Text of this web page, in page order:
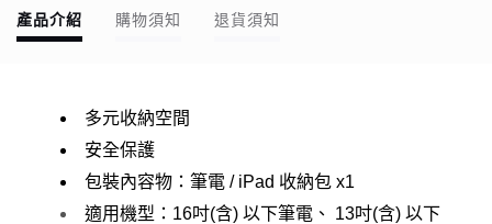
產品介紹 購物須知 退貨須知
多元收納空間
安全保護
包裝內容物：筆電 / iPad 收納包 x1
適用機型： 16吋(含) 以下筆電、 13吋(含) 以下